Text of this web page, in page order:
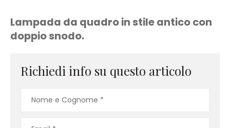
Lampada da quadro in stile antico con
doppio snodo.
Richiedi info su questo articolo